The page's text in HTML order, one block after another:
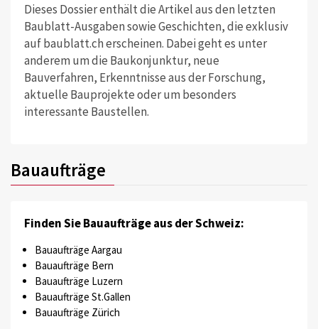
Dieses Dossier enthält die Artikel aus den letzten
Baublatt-Ausgaben sowie Geschichten, die exklusiv
auf baublatt.ch erscheinen. Dabei geht es unter
anderem um die Baukonjunktur, neue
Bauverfahren, Erkenntnisse aus der Forschung,
aktuelle Bauprojekte oder um besonders
interessante Baustellen.
Bauaufträge
Finden Sie Bauaufträge aus der Schweiz:
Bauaufträge Aargau
Bauaufträge Bern
Bauaufträge Luzern
Bauaufträge St.Gallen
Bauaufträge Zürich